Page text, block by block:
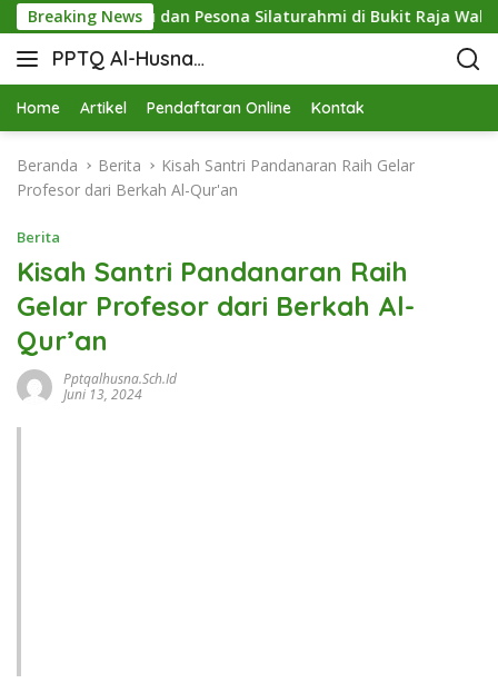
Breaking Newsdan Pesona Silaturahmi di Bukit Raja Wali
PPTQ Al-Husna
Bukit Raja Wali
Home Artikel Pendaftaran Online Kontak
Beranda Berita
Kisah Santri Pandanaran Raih Gelar
Profesor dari Berkah Al-Qur'an
Berita
Kisah Santri Pandanaran Raih
Gelar Profesor dari Berkah Al-
Qur’an
Pptqalhusna.sch.id
Juni 13, 2024